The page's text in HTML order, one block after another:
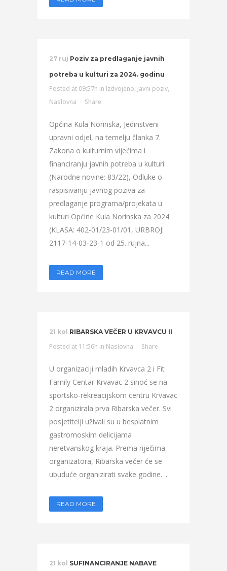
27 ruj Poziv za predlaganje javnih
potreba u kulturi za 2024. godinu
Posted at 09:57h in Izdvojeno, Javni poziv,
Naslovna
Share
Općina Kula Norinska, Jedinstveni
upravni odjel, na temelju članka 7.
Zakona o kulturnim vijećima i
financiranju javnih potreba u kulturi
(Narodne novine: 83/22), Odluke o
raspisivanju javnog poziva za
predlaganje programa/projekata u
kulturi Općine Kula Norinska za 2024.
(KLASA: 402-01/23-01/01, URBROJ:
2117-14-03-23-1 od 25. rujna...
READ MORE
21 kol RIBARSKA VEČER U KRVAVCU II
Posted at 11:56h in Naslovna Share
U organizaciji mladih Krvavca 2 i Fit
Family Centar Krvavac 2 sinoć se na
sportsko-rekreacijskom centru Krvavac
2 organizirala prva Ribarska večer. Svi
posjetitelji uživali su u besplatnim
gastromoskim delicijama
neretvanskog kraja. Prema riječima
organizatora, Ribarska večer će se
ubuduće organizirati svake godine. ...
READ MORE
21 kol SUFINANCIRANJE NABAVE